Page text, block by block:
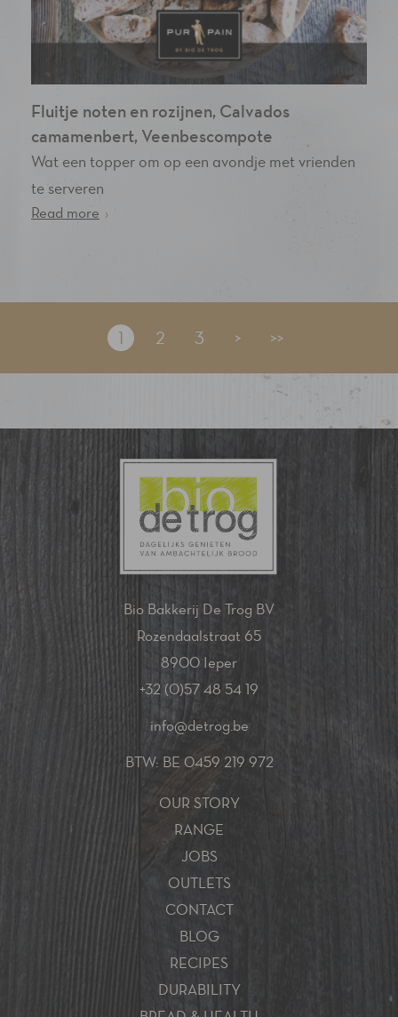
Fluitje noten en rozijnen, Calvados
camamenbert, Veenbescompote
Wat een topper om op een avondje met vrienden
te serveren
›
Read more
1 2 3 > >>
Bio Bakkerij De Trog BV
Rozendaalstraat 65
8900 Ieper
+32 (0)57 48 54 19
info@detrog.be
BTW: BE 0459 219 972
OUR STORY
RANGE
JOBS
OUTLETS
CONTACT
BLOG
RECIPES
DURABILITY